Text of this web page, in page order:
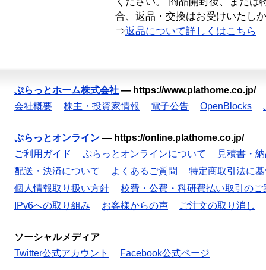
合、返品・交換はお受けいたし
⇒返品について詳しくはこちら
ぷらっとホーム株式会社 — https://www.plathome.co.jp/
会社概要
株主・投資家情報 電子公告 OpenBlocks
ぷらっとオンライン — https://online.plathome.co.jp/
ご利用ガイド
ぷらっとオンラインについて
見積書・
配送・決済について
よくあるご質問
特定商取引法に
個人情報取り扱い方針
校費・公費・科研費払い取引のご
IPv6への取り組み
お客様からの声 ご注文の取り消し
ソーシャルメディア
Twitter公式アカウント
Facebook公式ページ